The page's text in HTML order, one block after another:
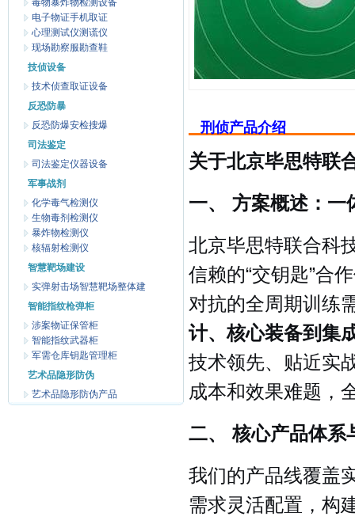
毒物暴炸物检测设备
电子物证手机取证
心理测试仪测谎仪
现场勘察服勘查鞋
技侦设备
技术侦查取证设备
反恐防暴
反恐防爆安检搜爆
司法鉴定
司法鉴定仪器设备
军事战剂
化学毒气检测仪
生物毒剂检测仪
暴炸物检测仪
核辐射检测仪
智慧靶场建设
实弹射击场智慧靶场整体建
智能指纹枪弹柜
涉案物证保管柜
智能指纹武器柜
军需仓库钥匙管理柜
艺术品隐形防伪
艺术品隐形防伪产品
刑侦产品介绍
关于北京毕思特联
一、 方案概述：一
北京毕思特联合科
信赖的“交钥匙”合
对抗的全周期训练
计、核心装备到集
技术领先、贴近实
成本和效果难题，
二、 核心产品体系
我们的产品线覆盖
需求灵活配置，构